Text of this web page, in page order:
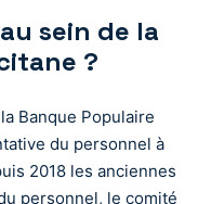
sein de la
?
Banque Populaire
du personnel à
2018 les anciennes
personnel, le comité